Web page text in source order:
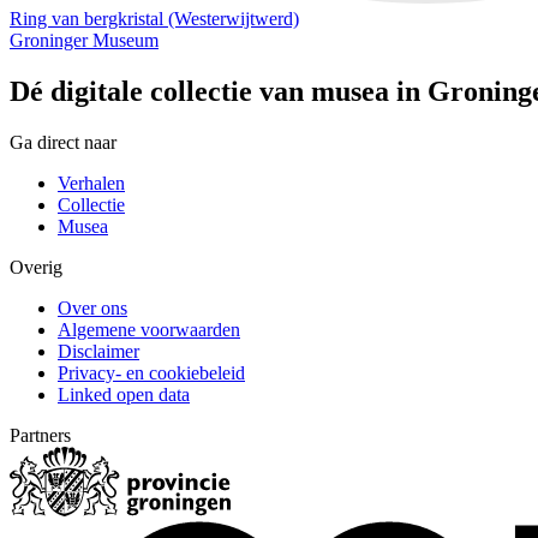
Ring van bergkristal (Westerwijtwerd)
Groninger Museum
Dé digitale collectie van musea in
Ga direct naar
Verhalen
Collectie
Musea
Overig
Over ons
Algemene voorwaarden
Disclaimer
Privacy- en cookiebeleid
Linked open data
Partners